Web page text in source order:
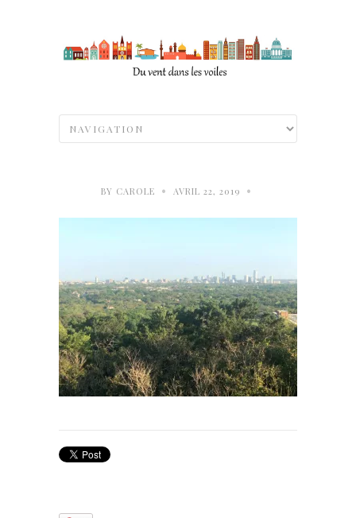
BY CAROLE • AVRIL 22, 2019 •